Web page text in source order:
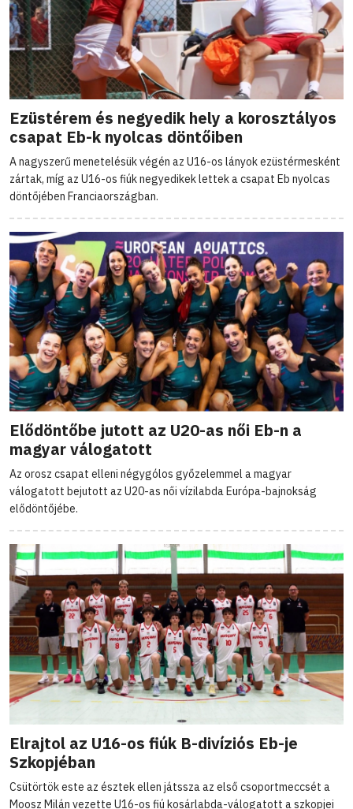
Ezüstérem és negyedik hely a korosztályos
csapat Eb-k nyolcas döntőiben
A nagyszerű menetelésük végén az U16-os lányok ezüstérmesként
zártak, míg az U16-os fiúk negyedikek lettek a csapat Eb nyolcas
döntőjében Franciaországban.
Elődöntőbe jutott az U20-as női Eb-n a
magyar válogatott
Az orosz csapat elleni négygólos győzelemmel a magyar
válogatott bejutott az U20-as női vízilabda Európa-bajnokság
elődöntőjébe.
Elrajtol az U16-os fiúk B-divíziós Eb-je
Szkopjéban
Csütörtök este az észtek ellen játssza az első csoportmeccsét a
Moosz Milán vezette U16-os fiú kosárlabda-válogatott a szkopjei